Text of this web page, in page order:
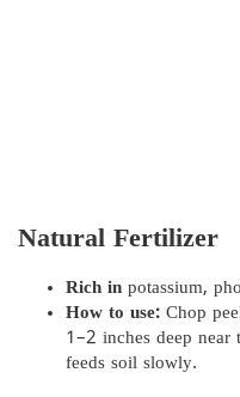
Natural Fertilizer
Rich in potassium,
How to use: Chop
1–2 inches deep near
feeds soil slowly.